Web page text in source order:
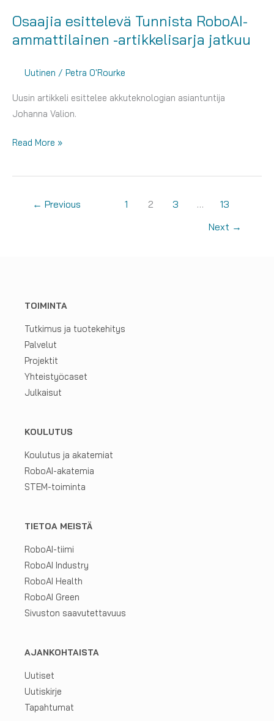
Osaajia esittelevä Tunnista RoboAI-
ammattilainen -artikkelisarja jatkuu
Uutinen / Petra O'Rourke
Uusin artikkeli esittelee akkuteknologian asiantuntija
Johanna Valion.
Osaajia
Tunnista
ammattilainen
Read More »
← Previous 1 2 3 …
13
Next →
TOIMINTA
Tutkimus ja tuotekehitys
Palvelut
Projektit
Yhteistyöcaset
Julkaisut
KOULUTUS
Koulutus ja akatemiat
RoboAI-akatemia
STEM-toiminta
TIETOA MEISTÄ
RoboAI-tiimi
RoboAI Industry
RoboAI Health
RoboAI Green
Sivuston saavutettavuus
AJANKOHTAISTA
Uutiset
Uutiskirje
Tapahtumat